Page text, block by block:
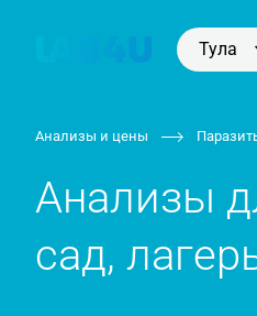
Тула
Анализы и цены
Анализы
сад,